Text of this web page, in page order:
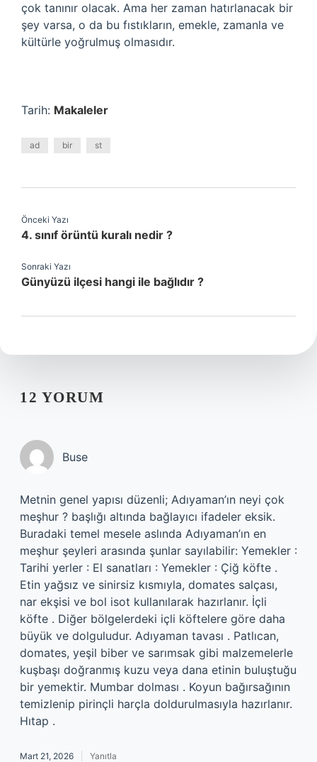
çok tanınır olacak. Ama her zaman hatırlanacak bir
şey varsa, o da bu fıstıkların, emekle, zamanla ve
kültürle yoğrulmuş olmasıdır.
Tarih: Makaleler
ad bir st
Önceki Yazı
4. sınıf örüntü kuralı nedir ?
Sonraki Yazı
Günyüzü ilçesi hangi ile bağlıdır ?
12 YORUM
Buse
Metnin genel yapısı düzenli; Adıyaman’ın neyi çok
meşhur ? başlığı altında bağlayıcı ifadeler eksik.
Buradaki temel mesele aslında Adıyaman’ın en
meşhur şeyleri arasında şunlar sayılabilir: Yemekler :
Tarihi yerler : El sanatları : Yemekler : Çiğ köfte .
Etin yağsız ve sinirsiz kısmıyla, domates salçası,
nar ekşisi ve bol isot kullanılarak hazırlanır. İçli
köfte . Diğer bölgelerdeki içli köftelere göre daha
büyük ve dolguludur. Adıyaman tavası . Patlıcan,
domates, yeşil biber ve sarımsak gibi malzemelerle
kuşbaşı doğranmış kuzu veya dana etinin buluştuğu
bir yemektir. Mumbar dolması . Koyun bağırsağının
temizlenip pirinçli harçla doldurulmasıyla hazırlanır.
Hıtap .
Mart 21, 2026 Yanıtla